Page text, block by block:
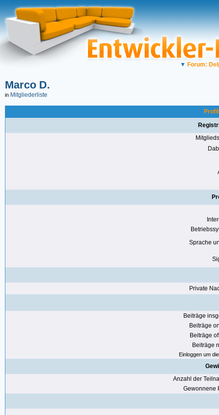
▼ Forum:
Marco D.
in Mitgliederliste
Sprache
Private
Beiträge
Beiträge
Beiträge
Beiträge
Einloggen um
Anzahl der
Gewonnene